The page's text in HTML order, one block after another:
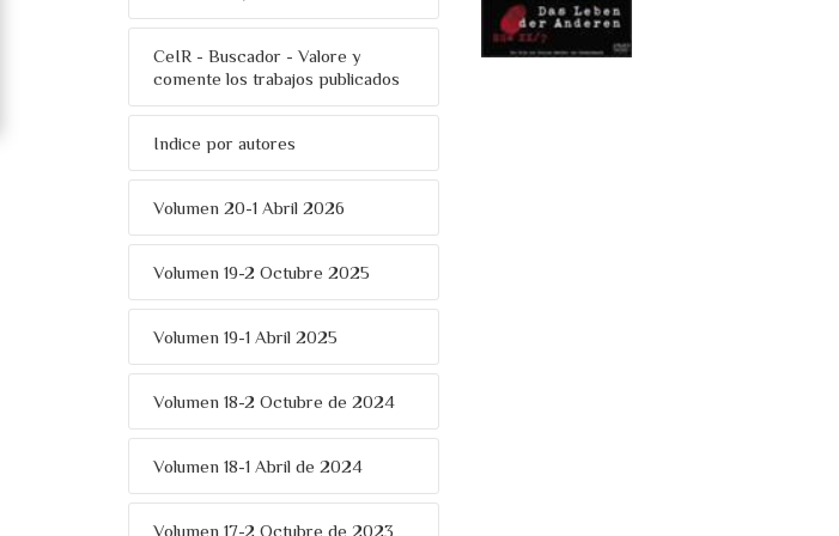
CeIR - Buscador - Valore y
comente los trabajos publicados
Indice por autores
Volumen 20-1 Abril 2026
Volumen 19-2 Octubre 2025
Volumen 19-1 Abril 2025
Volumen 18-2 Octubre de 2024
Volumen 18-1 Abril de 2024
Volumen 17-2 Octubre de 2023